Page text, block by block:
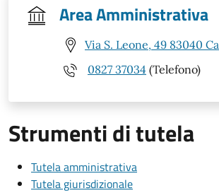
Area Amministrativa
Via S. Leone, 49 83040
0827 37034 (Telefono)
Strumenti di tutela
Tutela amministrativa
Tutela giurisdizionale